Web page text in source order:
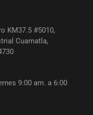
KM37.5 #5010,
Cuamatla,
9:00 am. a 6:00